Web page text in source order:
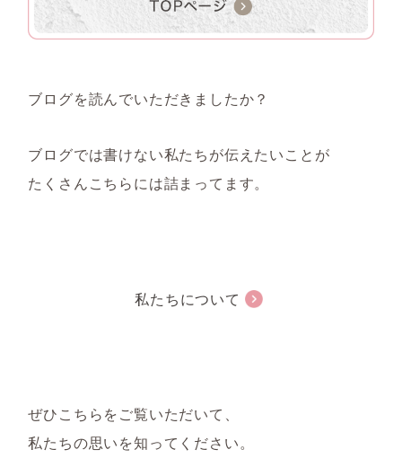
ブログを読んでいただきましたか？
ブログでは書けない私たちが伝えたいことが
たくさんこちらには詰まってます。
私たちについて
ぜひこちらをご覧いただいて、
私たちの思いを知ってください。